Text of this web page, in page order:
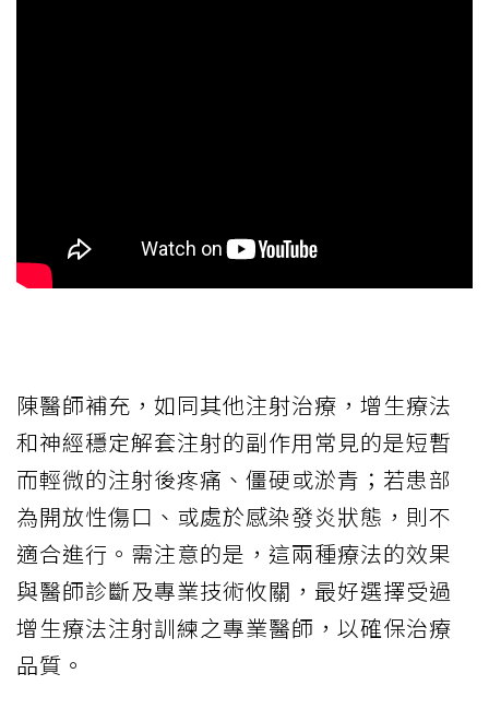
陳醫師補充，如同其他注射治療，增生療法
和神經穩定解套注射的副作用常見的是短暫
而輕微的注射後疼痛、僵硬或淤青；若患部
為開放性傷口、或處於感染發炎狀態，則不
適合進行。需注意的是，這兩種療法的效果
與醫師診斷及專業技術攸關，最好選擇受過
增生療法注射訓練之專業醫師，以確保治療
品質。